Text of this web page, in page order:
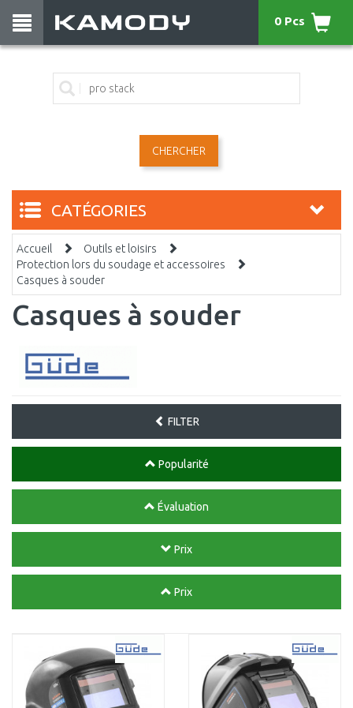
CHERCHER
0 Pcs
CATÉGORIES
Accueil
Outils et loisirs
Protection lors du soudage et accessoires
Casques à souder
Casques à souder
FILTER
Popularité
Évaluation
Prix
Prix